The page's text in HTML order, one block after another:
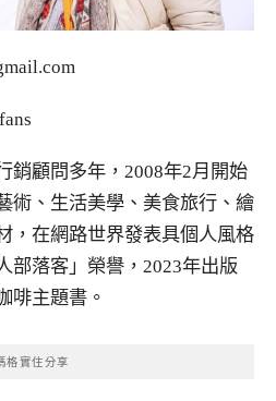
銷顧問多年，2008年2月開始
術、生活美學、美食旅行、繪
，在網路世界發表具個人風格
部落客」榮譽，2023年出版
啡主題書。
格實住分享